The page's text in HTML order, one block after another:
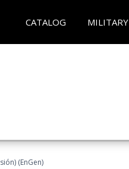
CATALOG MILITARY
(EnGen)